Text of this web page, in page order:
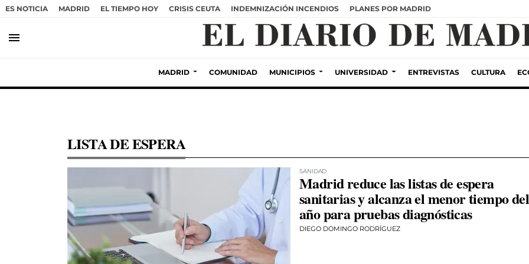
ES NOTICIA MADRID EL TIEMPO HOY CRISIS CEUTA INDEMNIZACIÓN INCENDIOS PLANES POR MADRID
menu
MADRID COMUNIDAD MUNICIPIOS UNIVERSIDAD ENTREVISTAS CULTURA
LISTA DE ESPERA
SANIDAD
Madrid reduce las listas de espera
sanitarias y alcanza el menor tiempo del
año para pruebas diagnósticas
DIEGO DOMINGO RODRÍGUEZ